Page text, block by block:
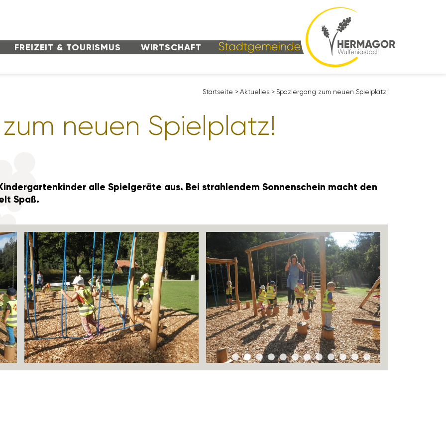
FREI­ZEIT & TOURISMUS WIRT­SCHAFT
Start­seite > Aktu­elles > Spazier­gang zum neuen Spiel­platz!
neuen Spiel­platz!
alle Spiel­ge­räte aus. Bei strah­lendem Sonnen­schein macht den
Spaß.